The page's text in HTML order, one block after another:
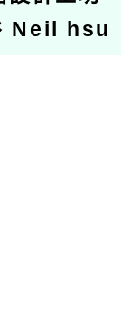
Neil hsu